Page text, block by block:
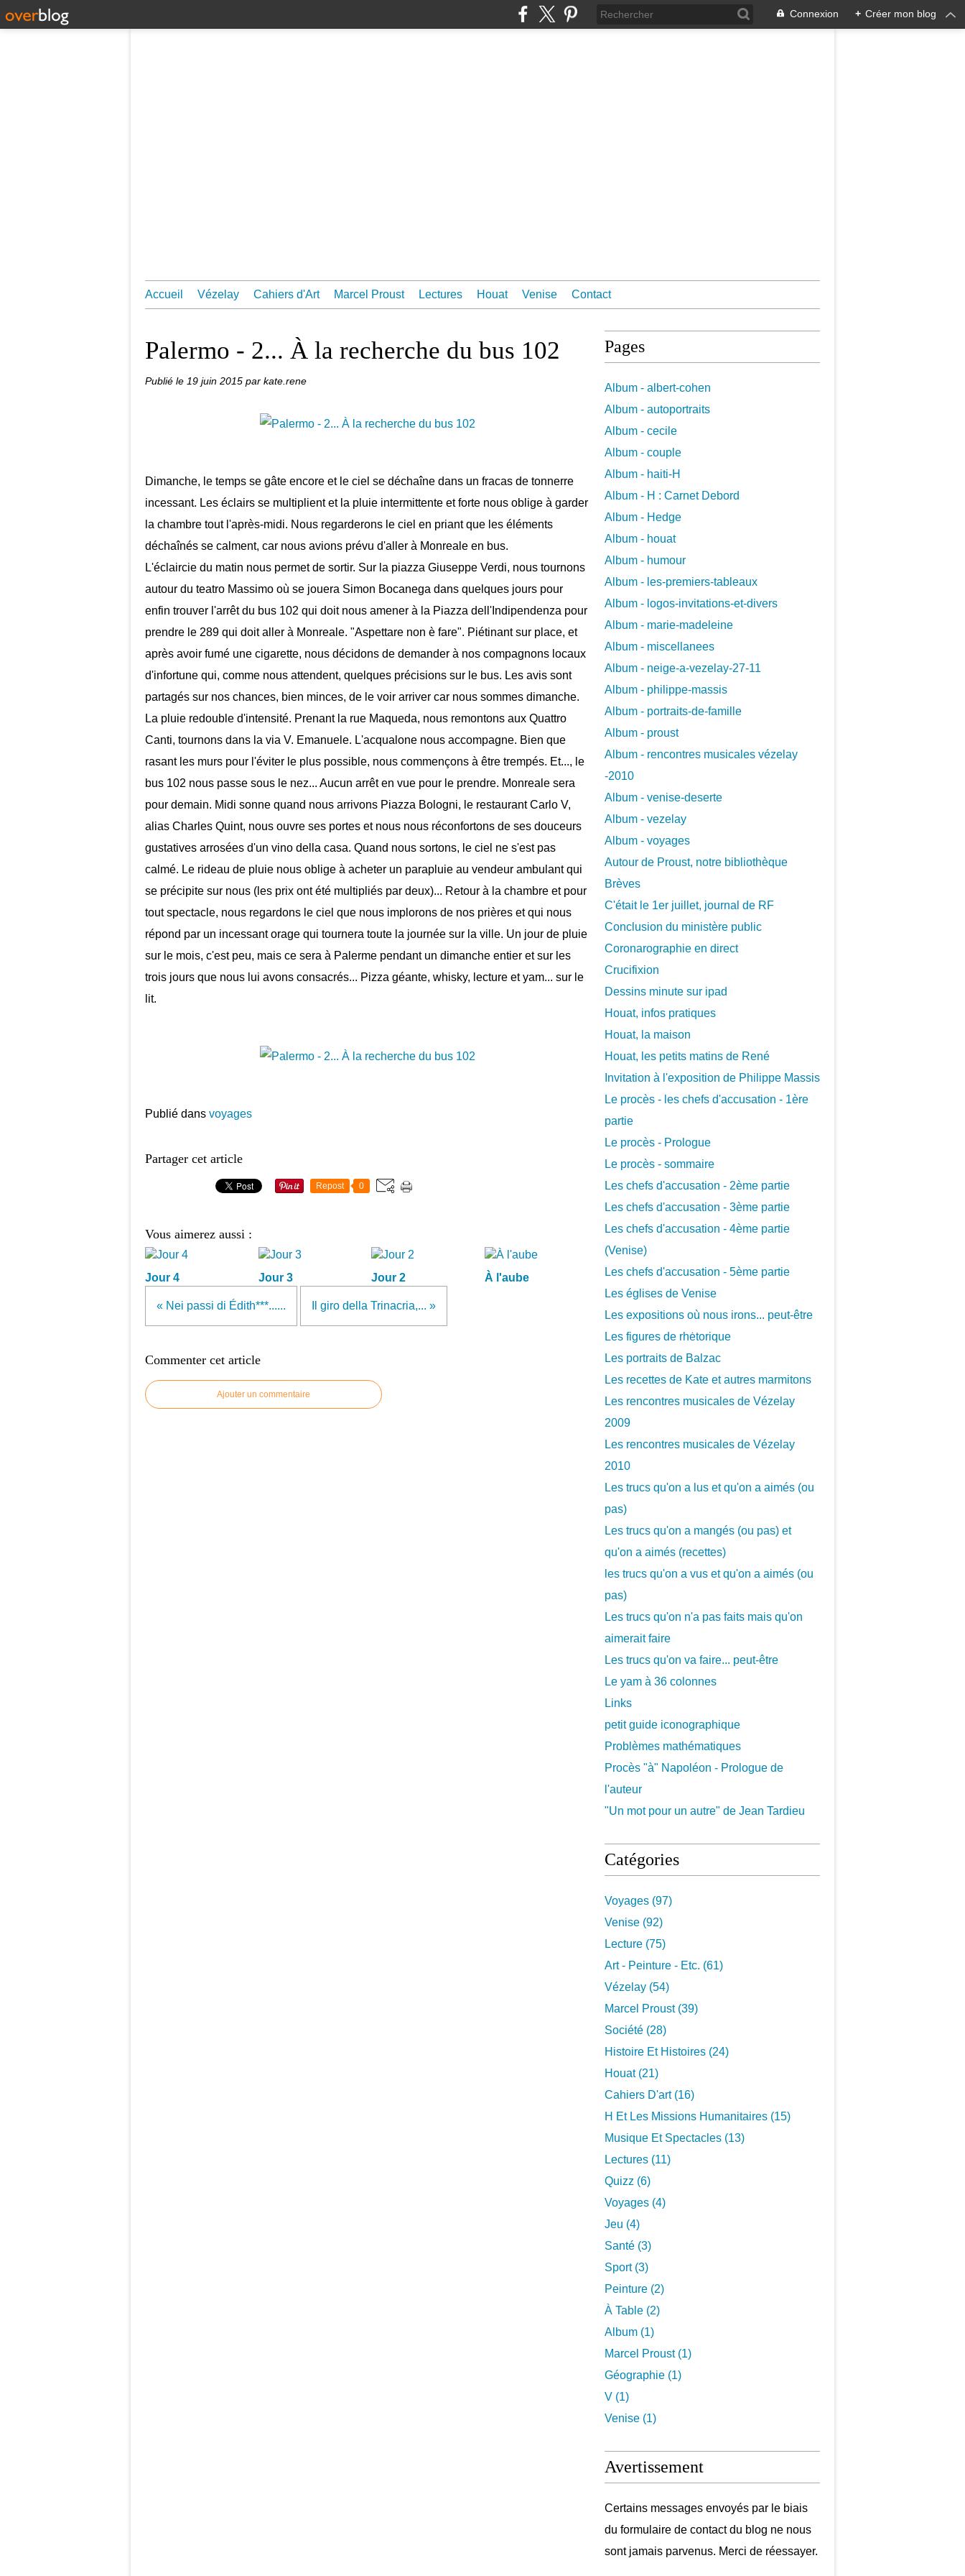
Connexion + Créer mon blog
Accueil Vézelay Cahiers d'Art Marcel Proust Lectures Houat Venise Contact
Palermo - 2... À la recherche du bus 102
Publié le 19 juin 2015 par kate.rene
Dimanche, le temps se gâte encore et le ciel se déchaîne dans un fracas de tonnerre
incessant. Les éclairs se multiplient et la pluie intermittente et forte nous oblige à garder
la chambre tout l'après-midi. Nous regarderons le ciel en priant que les éléments
déchaînés se calment, car nous avions prévu d'aller à Monreale en bus.
L'éclaircie du matin nous permet de sortir. Sur la piazza Giuseppe Verdi, nous tournons
autour du teatro Massimo où se jouera Simon Bocanega dans quelques jours pour
enfin trouver l'arrêt du bus 102 qui doit nous amener à la Piazza dell'Indipendenza pour
prendre le 289 qui doit aller à Monreale. "Aspettare non è fare". Piétinant sur place, et
après avoir fumé une cigarette, nous décidons de demander à nos compagnons locaux
d'infortune qui, comme nous attendent, quelques précisions sur le bus. Les avis sont
partagés sur nos chances, bien minces, de le voir arriver car nous sommes dimanche.
La pluie redouble d'intensité. Prenant la rue Maqueda, nous remontons aux Quattro
Canti, tournons dans la via V. Emanuele. L'acqualone nous accompagne. Bien que
rasant les murs pour l'éviter le plus possible, nous commençons à être trempés. Et..., le
bus 102 nous passe sous le nez... Aucun arrêt en vue pour le prendre. Monreale sera
pour demain. Midi sonne quand nous arrivons Piazza Bologni, le restaurant Carlo V,
alias Charles Quint, nous ouvre ses portes et nous nous réconfortons de ses douceurs
gustatives arrosées d'un vino della casa. Quand nous sortons, le ciel ne s'est pas
calmé. Le rideau de pluie nous oblige à acheter un parapluie au vendeur ambulant qui
se précipite sur nous (les prix ont été multipliés par deux)... Retour à la chambre et pour
tout spectacle, nous regardons le ciel que nous implorons de nos prières et qui nous
répond par un incessant orage qui tournera toute la journée sur la ville. Un jour de pluie
sur le mois, c'est peu, mais ce sera à Palerme pendant un dimanche entier et sur les
trois jours que nous lui avons consacrés... Pizza géante, whisky, lecture et yam... sur le
lit.
Publié dans voyages
Partager cet article
Repost 0
Vous aimerez aussi :
Jour 4 Jour 3 Jour 2 À l'aube
« Nei passi di Édith***...... Il giro della Trinacria,... »
Commenter cet article
Ajouter un commentaire
Pages
Album - albert-cohen
Album - autoportraits
Album - cecile
Album - couple
Album - haiti-H
Album - H : Carnet Debord
Album - Hedge
Album - houat
Album - humour
Album - les-premiers-tableaux
Album - logos-invitations-et-divers
Album - marie-madeleine
Album - miscellanees
Album - neige-a-vezelay-27-11
Album - philippe-massis
Album - portraits-de-famille
Album - proust
Album - rencontres musicales vézelay
-2010
Album - venise-deserte
Album - vezelay
Album - voyages
Autour de Proust, notre bibliothèque
Brèves
C'était le 1er juillet, journal de RF
Conclusion du ministère public
Coronarographie en direct
Crucifixion
Dessins minute sur ipad
Houat, infos pratiques
Houat, la maison
Houat, les petits matins de René
Invitation à l'exposition de Philippe Massis
Le procès - les chefs d'accusation - 1ère
partie
Le procès - Prologue
Le procès - sommaire
Les chefs d'accusation - 2ème partie
Les chefs d'accusation - 3ème partie
Les chefs d'accusation - 4ème partie
(Venise)
Les chefs d'accusation - 5ème partie
Les églises de Venise
Les expositions où nous irons... peut-être
Les figures de rhėtorique
Les portraits de Balzac
Les recettes de Kate et autres marmitons
Les rencontres musicales de Vézelay
2009
Les rencontres musicales de Vézelay
2010
Les trucs qu'on a lus et qu'on a aimés (ou
pas)
Les trucs qu'on a mangés (ou pas) et
qu'on a aimés (recettes)
les trucs qu'on a vus et qu'on a aimés (ou
pas)
Les trucs qu'on n'a pas faits mais qu'on
aimerait faire
Les trucs qu'on va faire... peut-être
Le yam à 36 colonnes
Links
petit guide iconographique
Problèmes mathématiques
Procès "à" Napoléon - Prologue de
l'auteur
"Un mot pour un autre" de Jean Tardieu
Catégories
Voyages (97)
Venise (92)
Lecture (75)
Art - Peinture - Etc. (61)
Vézelay (54)
Marcel Proust (39)
Société (28)
Histoire Et Histoires (24)
Houat (21)
Cahiers D'art (16)
H Et Les Missions Humanitaires (15)
Musique Et Spectacles (13)
Lectures (11)
Quizz (6)
Voyages (4)
Jeu (4)
Santé (3)
Sport (3)
Peinture (2)
À Table (2)
Album (1)
Marcel Proust (1)
Géographie (1)
V (1)
Venise (1)
Avertissement
Certains messages envoyés par le biais
du formulaire de contact du blog ne nous
sont jamais parvenus. Merci de réessayer.